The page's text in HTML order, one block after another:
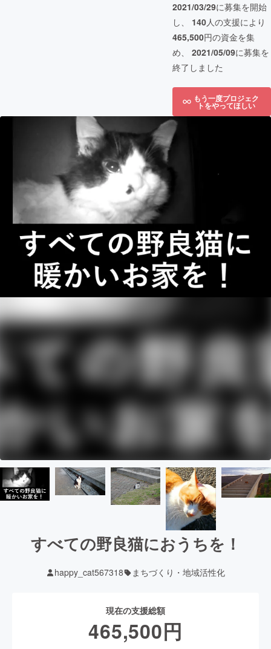
2021/03/29に募集を開始
し、 140人の支援により
465,500円の資金を集
め、 2021/05/09に募集を
終了しました
もう一度プロジェク
トをやってほしい
すべての野良猫におうちを！
happy_cat567318 まちづくり・地域活性化
現在の支援総額
465,500円